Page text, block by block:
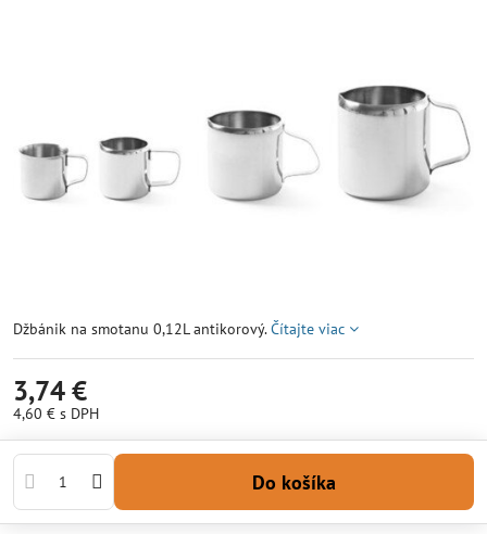
Džbánik na smotanu 0,12L antikorový.Čítajte viac
3,74 €
4,60 € s DPH
Do košíka